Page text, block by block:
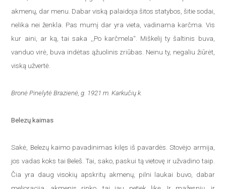
akmenų, dar menu. Dabar viską palaidoja šitos statybos, šitie sodai,
nelika nei ženkla. Pas mumį dar yra vieta, vadinama karčma. Vis
kur aini, ar ką, tai saka ,,Po karčmela“. Miškelij ty šaltinis buva,
vanduo virė, buva indėtas ąžuolinis zriūbas. Neinu ty, negaliu žiūrėt,
viską užvertė.
Bronė Pinelytė Brazienė, g. 1921 m. Karkučių k.
Belezų kaimas
Sakė, Belezų kaimo pavadinimas kilęs iš pavardės. Stovėjo armija,
jos vadas koks tai Beleš. Tai, sako, paskui tą vietovę ir užvadino taip.
Čia yra daug visokių apskritų akmenų, pilni laukai buvo, dabar